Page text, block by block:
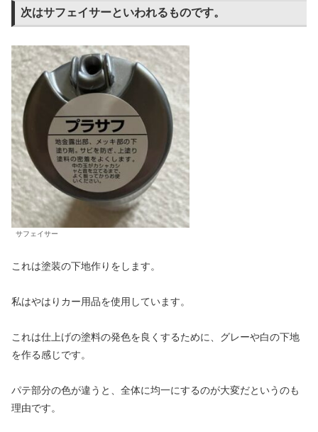
次はサフェイサーといわれるものです。
サフェイサー
これは塗装の下地作りをします。
私はやはりカー用品を使用しています。
これは仕上げの塗料の発色を良くするために、グレーや白の下地
を作る感じです。
パテ部分の色が違うと、全体に均一にするのが大変だというのも
理由です。